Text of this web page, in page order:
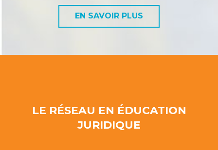
EN SAVOIR PLUS
LE RÉSEAU EN ÉDUCATION
JURIDIQUE